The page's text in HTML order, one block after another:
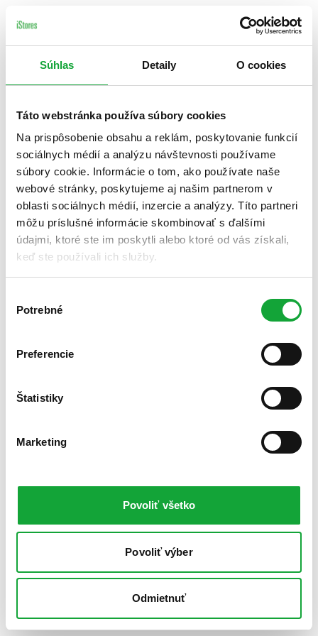
Súhlas Detaily O cookies
Táto webstránka používa súbory cookies
Na prispôsobenie obsahu a reklám, poskytovanie funkcií
sociálnych médií a analýzu návštevnosti používame
súbory cookie. Informácie o tom, ako používate naše
webové stránky, poskytujeme aj našim partnerom v
oblasti sociálnych médií, inzercie a analýzy. Títo partneri
môžu príslušné informácie skombinovať s ďalšími
údajmi, ktoré ste im poskytli alebo ktoré od vás získali,
keď ste používali ich služby.
súhlasu
Potrebné
Preferencie
Štatistiky
Marketing
Povoliť všetko
Povoliť výber
Odmietnuť